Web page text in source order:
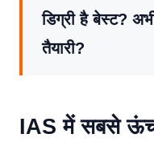
डिग्री है बेस्ट?
तैयारी?
IAS में सबसे